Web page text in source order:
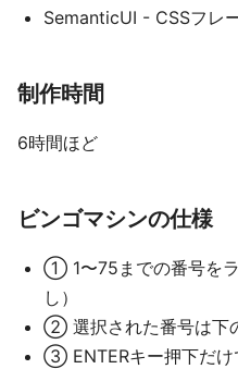
SemanticUI - CSSフレ
制作時間
6時間ほど
ビンゴマシンの仕様
① 1〜75までの番号を
し）
② 選択された番号は下
③ ENTERキー押下だけ